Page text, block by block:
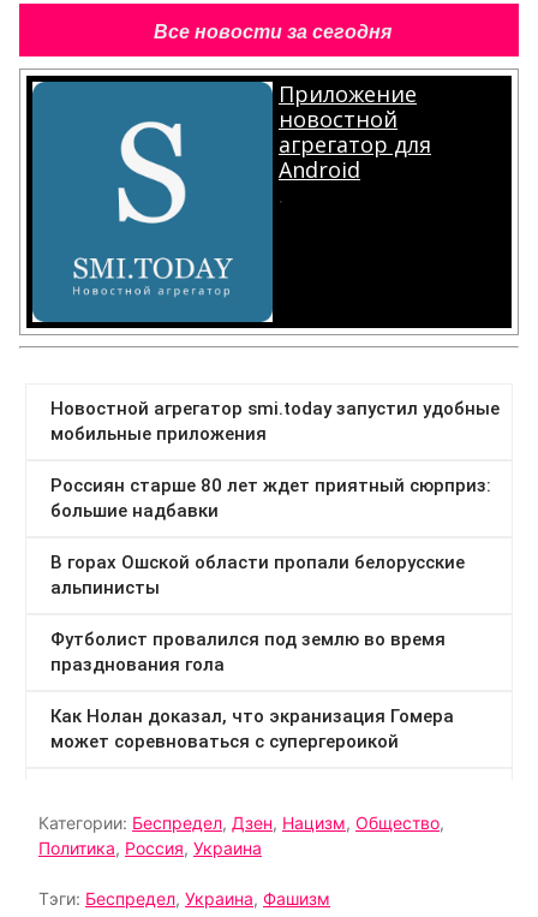
Все новости за сегодня
Приложение
новостной
агрегатор для
Android
.
Категории: Беспредел, Дзен, Нацизм, Общество,
Политика, Россия, Украина
Тэги: Беспредел, Украина, Фашизм